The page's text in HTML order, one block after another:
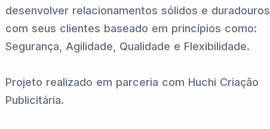
desenvolver relacionamentos sólidos e duradouros
com seus clientes baseado em princípios como:
Segurança, Agilidade, Qualidade e Flexibilidade.
Projeto realizado em parceria com Huchi Criação
Publicitária.